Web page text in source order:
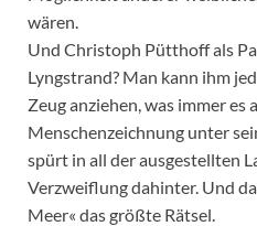
wären.
Und Christoph Pütthoff als
Lyngstrand? Man kann ihm
Zeug anziehen, was immer es
Menschenzeichnung unter
spürt in all der ausgestellten
Verzweiflung dahinter. Und
Meer« das größte Rätsel.